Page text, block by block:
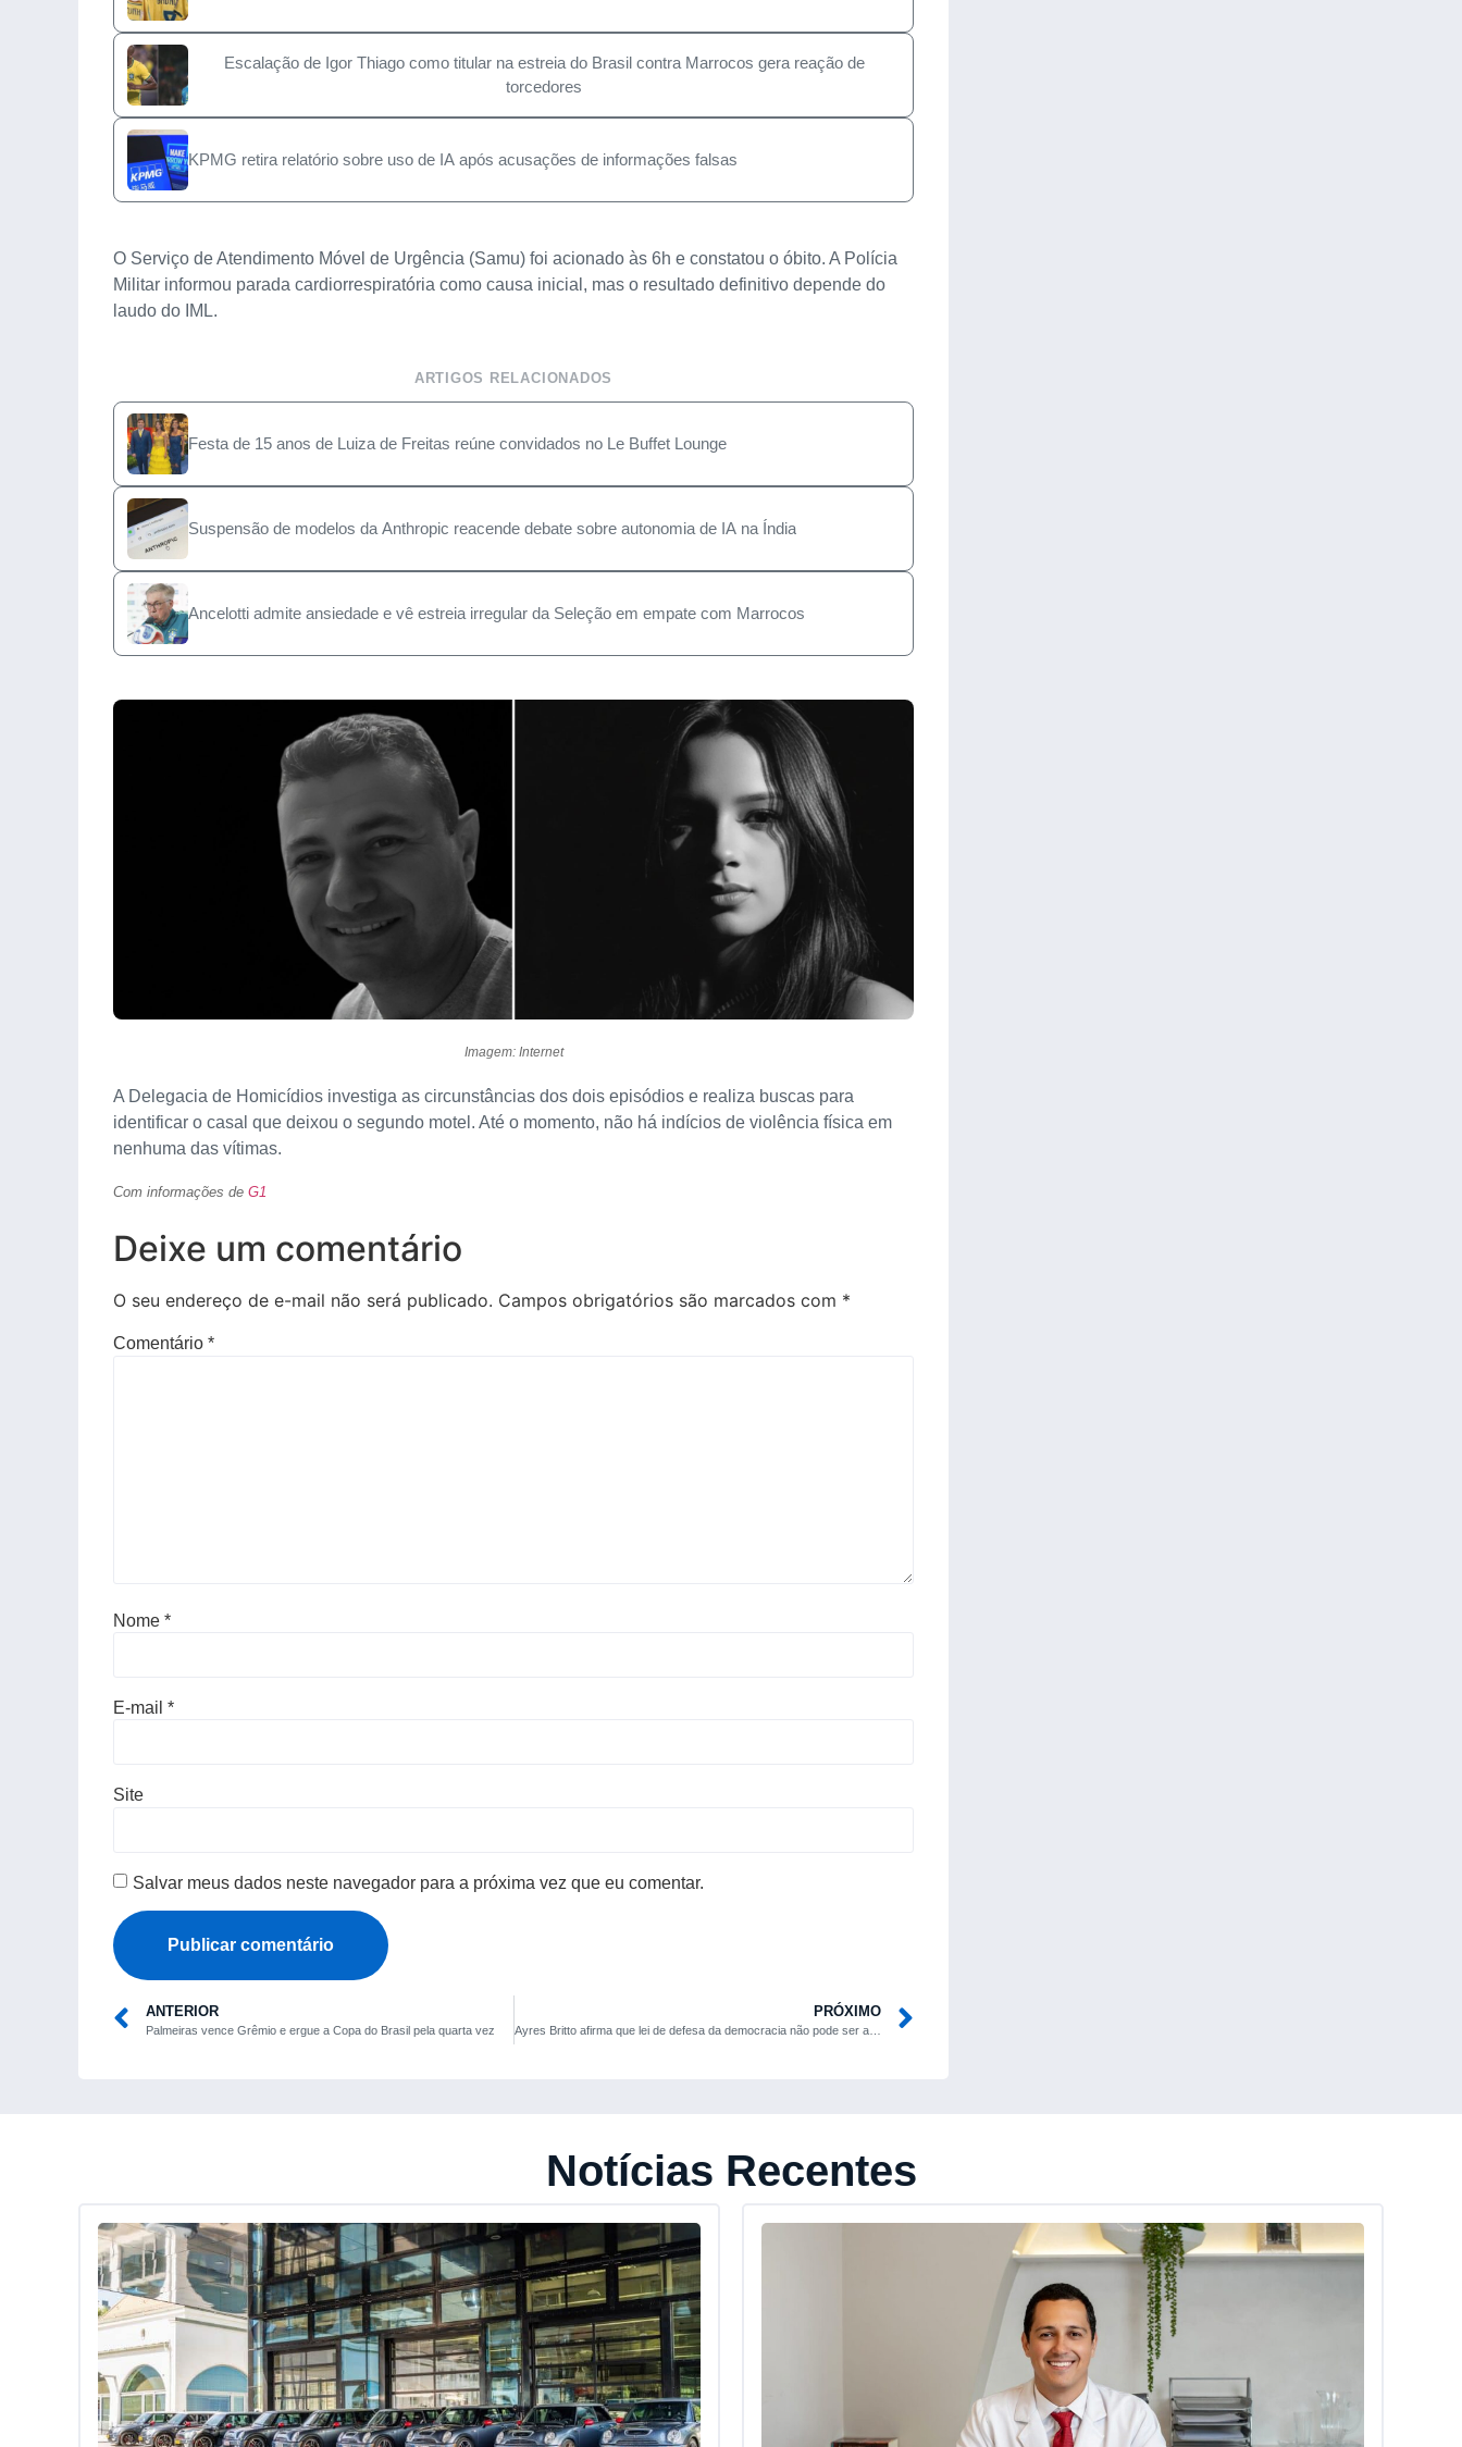
Escalação de Igor Thiago como titular na estreia do Brasil contra Marrocos gera reação de
torcedores
KPMG retira relatório sobre uso de IA após acusações de informações falsas
O Serviço de Atendimento Móvel de Urgência (Samu) foi acionado às 6h e constatou o óbito. A Polícia
Militar informou parada cardiorrespiratória como causa inicial, mas o resultado definitivo depende do
laudo do IML.
ARTIGOS RELACIONADOS
Festa de 15 anos de Luiza de Freitas reúne convidados no Le Buffet Lounge
Suspensão de modelos da Anthropic reacende debate sobre autonomia de IA na Índia
Ancelotti admite ansiedade e vê estreia irregular da Seleção em empate com Marrocos
Imagem: Internet
A Delegacia de Homicídios investiga as circunstâncias dos dois episódios e realiza buscas para
identificar o casal que deixou o segundo motel. Até o momento, não há indícios de violência física em
nenhuma das vítimas.
Com informações de G1
Deixe um comentário
O seu endereço de e-mail não será publicado. Campos obrigatórios são marcados com *
Comentário *
Nome *
E-mail *
Site
Salvar meus dados neste navegador para a próxima vez que eu comentar.
ANTERIOR
Palmeiras vence Grêmio e ergue a Copa do Brasil pela quarta vez
PRÓXIMO
Ayres Britto afirma que lei de defesa da democracia não pode ser abrandada e ressalta que STF dará palavra final
Notícias Recentes